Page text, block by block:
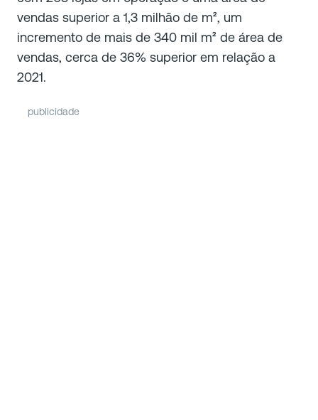
vendas superior a 1,3 milhão de m², um
incremento de mais de 340 mil m² de área de
vendas, cerca de 36% superior em relação a
2021.
publicidade